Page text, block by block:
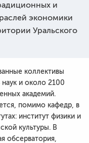
и
экономики
Уральского
коллективы
и около 2100
академий.
помимо кафедр, в
институт физики и
культуры. В
обсерватория,